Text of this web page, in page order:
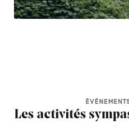
Les activités